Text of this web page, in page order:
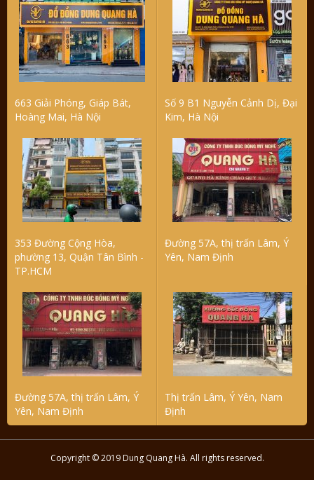
663 Giải Phóng, Giáp Bát,
Hoàng Mai, Hà Nội
Số 9 B1 Nguyễn Cảnh Dị, Đại
Kim, Hà Nội
353 Đường Cộng Hòa,
phường 13, Quận Tân Bình -
TP.HCM
Đường 57A, thị trấn Lâm, Ý
Yên, Nam Định
Đường 57A, thị trấn Lâm, Ý
Yên, Nam Định
Thị trấn Lâm, Ý Yên, Nam
Định
Copyright © 2019 Dung Quang Hà. All rights reserved.